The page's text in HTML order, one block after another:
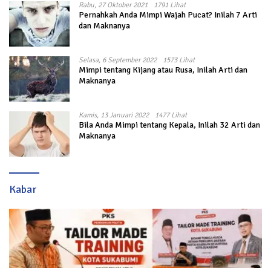
Rabu, 27 Oktober 2021 1791 Lihat
Pernahkah Anda Mimpi Wajah Pucat? Inilah 7 Arti
dan Maknanya
Selasa, 6 September 2022 1573 Lihat
Mimpi tentang Kijang atau Rusa, Inilah Arti dan
Maknanya
Kamis, 13 Januari 2022 1477 Lihat
Bila Anda Mimpi tentang Kepala, Inilah 32 Arti dan
Maknanya
Kabar